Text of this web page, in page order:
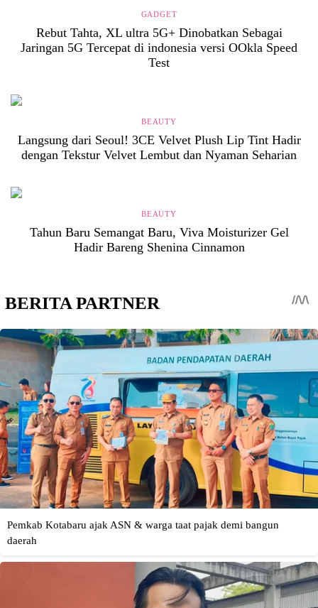
GADGET
Rebut Tahta, XL ultra 5G+ Dinobatkan Sebagai
Jaringan 5G Tercepat di indonesia versi OOkla Speed
Test
BEAUTY
Langsung dari Seoul! 3CE Velvet Plush Lip Tint Hadir
dengan Tekstur Velvet Lembut dan Nyaman Seharian
BEAUTY
Tahun Baru Semangat Baru, Viva Moisturizer Gel
Hadir Bareng Shenina Cinnamon